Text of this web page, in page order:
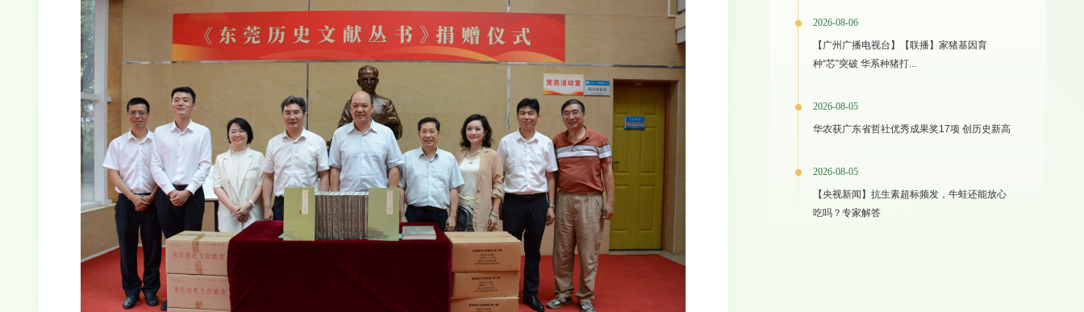
2026-08-06
【广州广播电视台】【联播】家猪基因育
种“芯”突破 华系种猪打...
2026-08-05
华农获广东省哲社优秀成果奖17项 创历史新高
2026-08-05
【央视新闻】抗生素超标频发，牛蛙还能放心
吃吗？专家解答